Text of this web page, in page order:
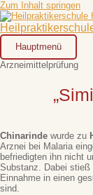
Zum Inhalt springen
Hauptmenü
Arzneimittelprüfung
Chinarinde wurde zu
Arznei bei Malaria
befriedigten ihn nicht
Substanz. Dabei stieß
Einnahme in einen
sind.